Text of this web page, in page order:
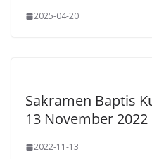
2025-04-20
Sakramen Baptis
13 November 2022
2022-11-13